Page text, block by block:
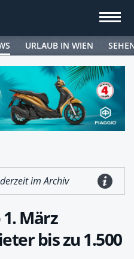
URLAUB IN WIEN
im Archiv
1. März
bis zu 1.500